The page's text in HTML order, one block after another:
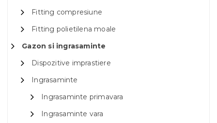
Fitting compresiune
Fitting polietilena moale
Gazon si ingrasaminte
Dispozitive imprastiere
Ingrasaminte
Ingrasaminte primavara
Ingrasaminte vara